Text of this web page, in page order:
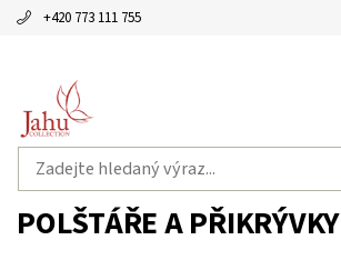
+420 773 111 755
POLŠTÁŘE A PŘIKRÝVKY